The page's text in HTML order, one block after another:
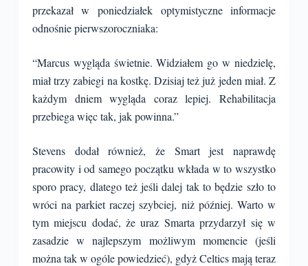
przekazał w poniedziałek optymistyczne informacje
odnośnie pierwszoroczniaka:
“Marcus wygląda świetnie. Widziałem go w niedzielę,
miał trzy zabiegi na kostkę. Dzisiaj też już jeden miał. Z
każdym dniem wygląda coraz lepiej. Rehabilitacja
przebiega więc tak, jak powinna.”
Stevens dodał również, że Smart jest naprawdę
pracowity i od samego początku wkłada w to wszystko
sporo pracy, dlatego też jeśli dalej tak to będzie szło to
wróci na parkiet raczej szybciej, niż później. Warto w
tym miejscu dodać, że uraz Smarta przydarzył się w
zasadzie w najlepszym możliwym momencie (jeśli
można tak w ogóle powiedzieć), gdyż Celtics mają teraz